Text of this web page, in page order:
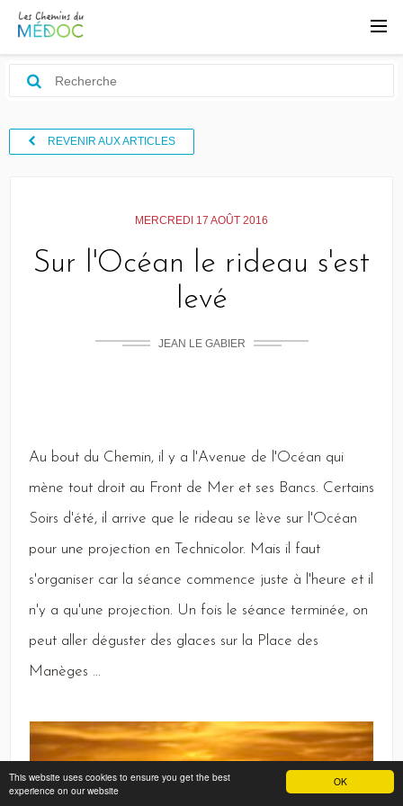
OK
This website uses cookies to ensure you get the best
experience on our website
REVENIR AUX ARTICLES
MERCREDI 17 AOÛT 2016
Sur l'Océan le rideau s'est
levé
JEAN LE GABIER
Au bout du Chemin, il y a l'Avenue de l'Océan qui
mène tout droit au Front de Mer et ses Bancs. Certains
Soirs d'été, il arrive que le rideau se lève sur l'Océan
pour une projection en
Technicolor. Mais il faut
s'organiser car la séance commence juste à l'heure et il
n'y a qu'une projection. Un fois le séance terminée, on
peut aller déguster des glaces sur la Place des
Manèges ...